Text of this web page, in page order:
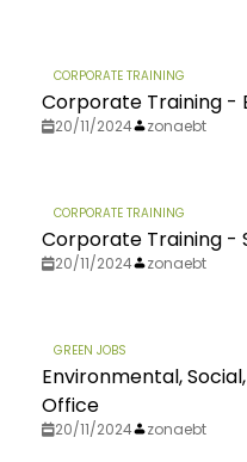
CORPORATE TRAINING
Corporate Training -
20/11/2024 zonaebt
CORPORATE TRAINING
Corporate Training -
20/11/2024 zonaebt
GREEN JOBS
Environmental,
Office
20/11/2024 zonaebt